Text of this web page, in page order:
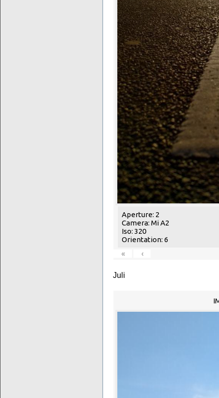
Aperture: 2
Camera: Mi A2
Iso: 320
Orientation: 6
«
‹
Juli